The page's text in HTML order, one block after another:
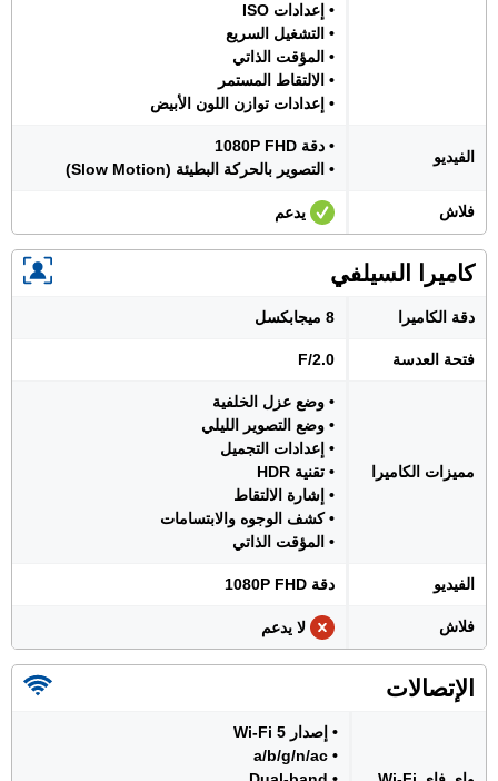
• إعدادات ISO
• التشغيل السريع
• المؤقت الذاتي
• الالتقاط المستمر
• إعدادات توازن اللون الأبيض
الفيديو
• دقة 1080P FHD
• التصوير بالحركة البطيئة (Slow Motion)
فلاش يدعم
كاميرا السيلفي
دقة الكاميرا 8 ميجابكسل
فتحة العدسة F/2.0
مميزات الكاميرا
• وضع عزل الخلفية
• وضع التصوير الليلي
• إعدادات التجميل
• تقنية HDR
• إشارة الالتقاط
• كشف الوجوه والابتسامات
• المؤقت الذاتي
الفيديو دقة 1080P FHD
فلاش لا يدعم
الإتصالات
• إصدار Wi-Fi 5
• a/b/g/n/ac